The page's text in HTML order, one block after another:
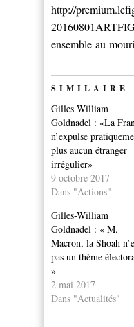
http://
ensemble-au-
SIMILAIRE
Gilles William
Goldnadel : «La
n’expulse
plus aucun étranger
irrégulier»
9 octobre 2017
Dans "Actions"
Gilles-William
Goldnadel : « M.
Macron, la Shoah
pas un thème
»
2 mai 2017
Dans "Actualités"